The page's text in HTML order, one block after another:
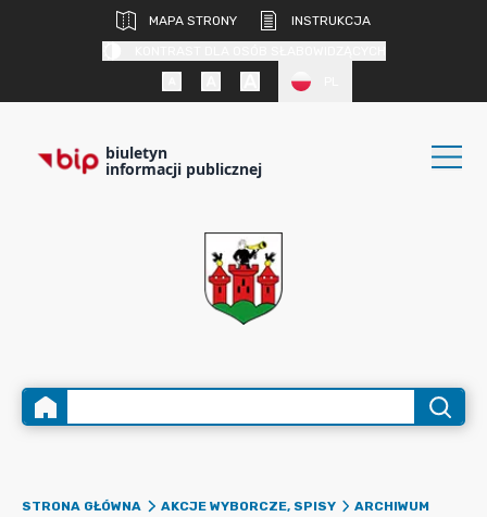
MAPA STRONY
INSTRUKCJA
biuletyn
informacji publicznej
STRONA GŁÓWNA AKCJE WYBORCZE, SPISY
ARCHIWUM